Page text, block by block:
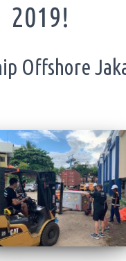
2019!
Offshore